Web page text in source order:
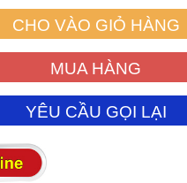
CHO VÀO GIỎ HÀNG
MUA HÀNG
YÊU CẦU GỌI LẠI